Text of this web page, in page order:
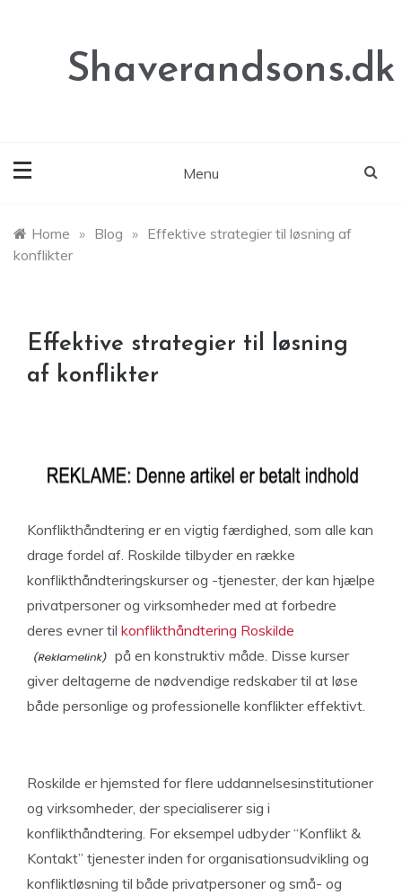
Shaverandsons.dk
Menu
Home » Blog » Effektive strategier til løsning af
konflikter
Effektive strategier til løsning
af konflikter
Konflikthåndtering er en vigtig færdighed, som alle kan
drage fordel af. Roskilde tilbyder en række
konflikthåndteringskurser og -tjenester, der kan hjælpe
privatpersoner og virksomheder med at forbedre
deres evner til konflikthåndtering Roskilde
på en konstruktiv måde. Disse kurser
giver deltagerne de nødvendige redskaber til at løse
både personlige og professionelle konflikter effektivt.
Roskilde er hjemsted for flere uddannelsesinstitutioner
og virksomheder, der specialiserer sig i
konflikthåndtering. For eksempel udbyder “Konflikt &
Kontakt” tjenester inden for organisationsudvikling og
konfliktløsning til både privatpersoner og små- og